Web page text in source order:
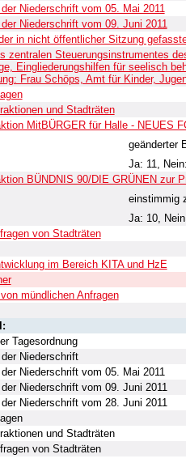
Niederschrift vom 05. Mai 2011
Niederschrift vom 09. Juni 2011
in nicht öffentlicher Sitzung
zentralen Steuerungsinstrumentes
Eingliederungshilfen für seelisch
Frau Schöps, Amt für Kinder,
und Stadträten
MitBÜRGER für Halle - NEUES
geänderter
Ja: 11,
BÜNDNIS 90/DIE GRÜNEN zur
einstimmig
Ja: 10,
von Stadträten
im Bereich KITA und HzE
mündlichen Anfragen
Tagesordnung
Niederschrift
Niederschrift vom 05. Mai 2011
Niederschrift vom 09. Juni 2011
Niederschrift vom 28. Juni 2011
und Stadträten
von Stadträten